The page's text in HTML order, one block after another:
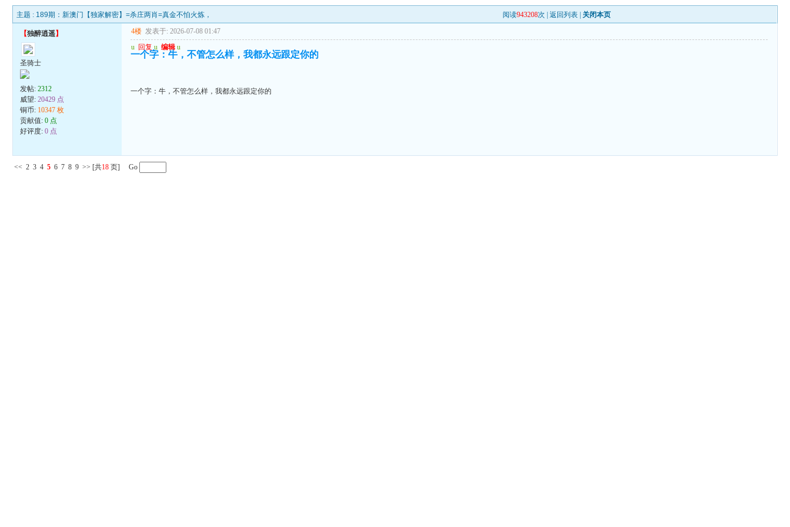
主题 : 189期：新澳门【独家解密】=杀庄两肖=真金不怕火炼， 阅读943208次 |返回列表 关闭本页
【独醉逍遥】
圣骑士
发帖:2312
威望:20429 点
铜币: 10347 枚
贡献值:0 点
好评度:0 点
4楼 发表于: 2026-07-08 01:47
u 回复 u 编辑 u
一个字：牛，不管怎么样，我都永远跟定你的
一个字：牛，不管怎么样，我都永远跟定你的
<< 2 3 4 5 6 7 8 9 >> [共18 页] Go